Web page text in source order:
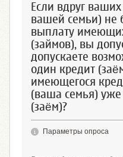
Если вдруг
вашей семьи) не
выплату
(займов), вы
допускаете
один кредит
имеющегося
(ваша семья) уже
(заём)?
Параметры опроса